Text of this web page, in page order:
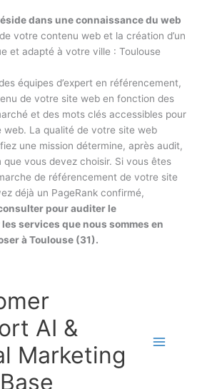
dans une connaissance du web
votre contenu web et la création d’un
et adapté à votre ville : Toulouse
équipes d’expert en référencement,
de votre site web en fonction des
et des mots clés accessibles pour
web. La qualité de votre site web
une mission détermine, après audit,
vous devez choisir. Si vous êtes
de référencement de votre site
déjà un PageRank confirmé,
pour auditer le
services que nous sommes en
à Toulouse (31).